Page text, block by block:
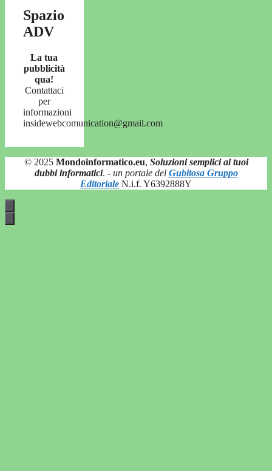
Spazio
ADV
La tua
pubblicità
qua!
Contattaci
per
informazioni
insidewebcomunication@gmail.com
© 2025 Mondoinformatico.eu, Soluzioni semplici ai tuoi
dubbi informatici. - un portale del Gubitosa Gruppo
Editoriale N.i.f. Y6392888Y